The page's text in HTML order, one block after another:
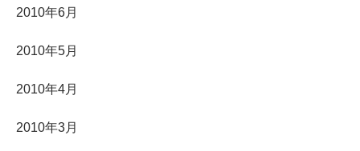
2010年6月
2010年5月
2010年4月
2010年3月